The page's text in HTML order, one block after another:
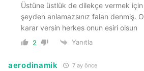
Üstüne üstlük de dilekçe vermek
şeyden anlamazsınız falan denmiş.
karar versin herkes onun esiri olsun
2 Yanıtla
aerodinamik 7 ay önce